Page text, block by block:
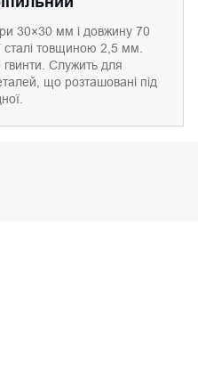
30×30 мм і довжину 70
сталі товщиною 2,5 мм.
Служить для
що розташовані під